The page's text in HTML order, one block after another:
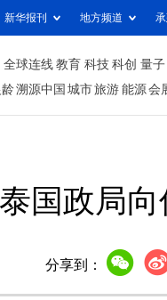
新华报刊 地方频道
全球连线 教育 科技 科创 量子
溯源中国 城市旅游 能源 会
国政局向
分享到：